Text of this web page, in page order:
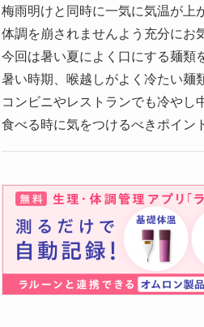
梅雨明けと同時に一気に気温が上
体調を崩されませんよう充分にお
今回は暑い夏によく口にする麺類
暑い時期、喉越しがよく冷たい麺
コンビニやレストランでも冷やし
食べる時に気をつけるべきポイン